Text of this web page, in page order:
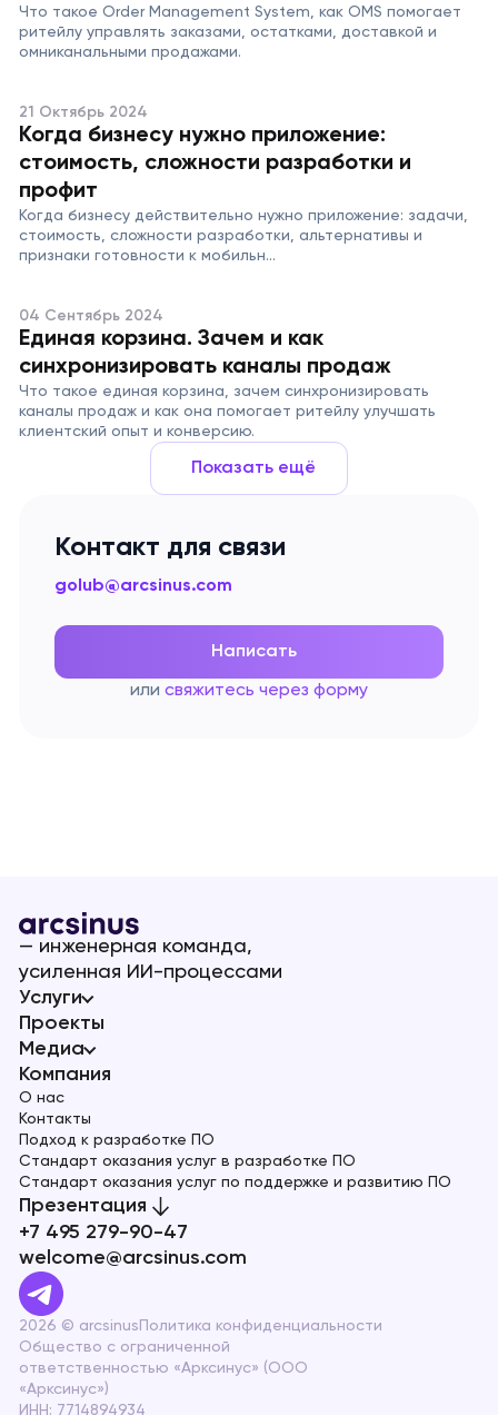
Что такое Order Management System, как OMS помогает
ритейлу управлять заказами, остатками, доставкой и
омниканальными продажами.
21 Октябрь 2024
Когда бизнесу нужно приложение:
стоимость, сложности разработки и
профит
Когда бизнесу действительно нужно приложение: задачи,
стоимость, сложности разработки, альтернативы и
признаки готовности к мобильн...
04 Сентябрь 2024
Единая корзина. Зачем и как
синхронизировать каналы продаж
Что такое единая корзина, зачем синхронизировать
каналы продаж и как она помогает ритейлу улучшать
клиентский опыт и конверсию.
Показать ещё
Контакт для связи
golub@arcsinus.com
Написать
или свяжитесь через форму
— инженерная команда,
усиленная ИИ-процессами
Услуги
Проекты
Медиа
Компания
О нас
Контакты
Подход к разработке ПО
Стандарт оказания услуг в разработке ПО
Стандарт оказания услуг по поддержке и развитию ПО
Презентация
+7 495 279-90-47
welcome@arcsinus.com
2026 © arcsinus Политика конфиденциальности
Общество с ограниченной
ответственностью «Арксинус» (ООО
«Арксинус»)
ИНН: 7714894934